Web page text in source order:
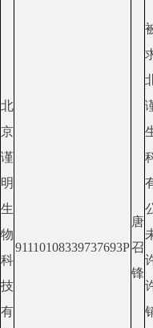
北
京
谨
明
生
物
科
技
有
91110108339737693P
唐
召
锋